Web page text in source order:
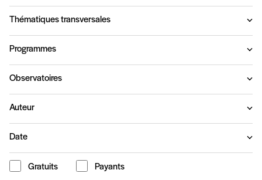
Thématiques transversales
Programmes
Observatoires
Auteur
Date
Type de contenu
Gratuits Payants